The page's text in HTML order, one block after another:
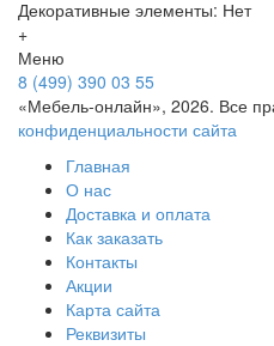
Декоративные элементы: Нет
+
Меню
8 (499) 390 03 55
«Мебель-онлайн», 2026. Все
конфиденциальности сайта
Главная
О нас
Доставка и оплата
Как заказать
Контакты
Акции
Карта сайта
Реквизиты